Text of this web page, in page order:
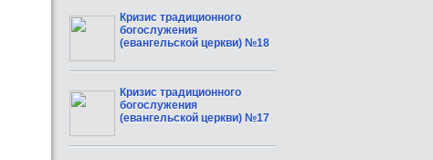
Кризис традиционного
богослужения
(евангельской церкви) №18
Кризис традиционного
богослужения
(евангельской церкви) №17